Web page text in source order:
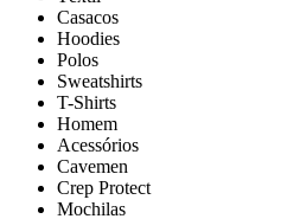
Casacos
Hoodies
Polos
Sweatshirts
T-Shirts
Homem
Acessórios
Cavemen
Crep Protect
Mochilas